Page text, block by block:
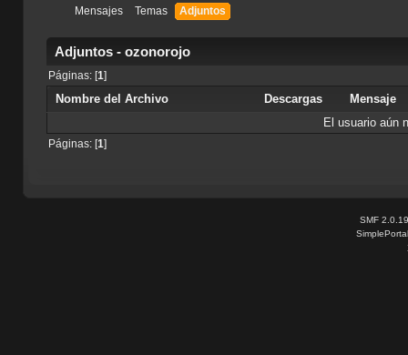
Mensajes Temas Adjuntos
Adjuntos - ozonorojo
Páginas: [1]
Nombre del Archivo Descargas
Mensaje
El usuario aún
Páginas: [1]
SMF 2.0.19